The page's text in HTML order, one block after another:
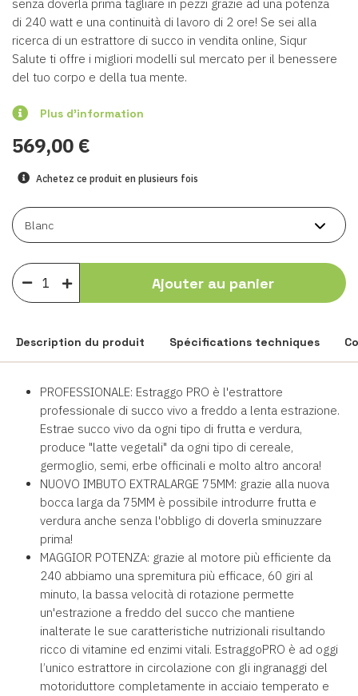
senza doverla prima tagliare in pezzi grazie ad una potenza
di 240 watt e una continuità di lavoro di 2 ore! Se sei alla
ricerca di un estrattore di succo in vendita online, Siqur
Salute ti offre i migliori modelli sul mercato per il benessere
del tuo corpo e della tua mente.
Plus d'information
569,00 €
Achetez ce produit en plusieurs fois
Ajouter au panier
Description du produit Spécifications techniques
PROFESSIONALE: Estraggo PRO è l'estrattore
professionale di succo vivo a freddo a lenta estrazione.
Estrae succo vivo da ogni tipo di frutta e verdura,
produce "latte vegetali" da ogni tipo di cereale,
germoglio, semi, erbe officinali e molto altro ancora!
NUOVO IMBUTO EXTRALARGE 75MM: grazie alla nuova
bocca larga da 75MM è possibile introdurre frutta e
verdura anche senza l'obbligo di doverla sminuzzare
prima!
MAGGIOR POTENZA: grazie al motore più efficiente da
240 abbiamo una spremitura più efficace, 60 giri al
minuto, la bassa velocità di rotazione permette
un'estrazione a freddo del succo che mantiene
inalterate le sue caratteristiche nutrizionali risultando
ricco di vitamine ed enzimi vitali. EstraggoPRO è ad oggi
l’unico estrattore in circolazione con gli ingranaggi del
motoriduttore completamente in acciaio temperato e